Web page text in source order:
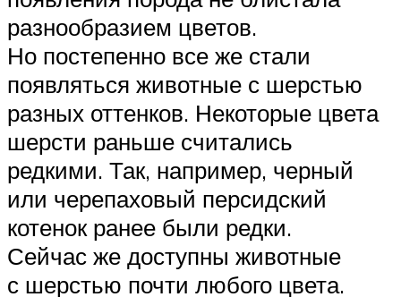
разнообразием цветов.
Но постепенно все же стали
появляться животные с шерстью
разных оттенков. Некоторые цвета
шерсти раньше считались
редкими. Так, например, черный
или черепаховый персидский
котенок ранее были редки.
Сейчас же доступны животные
с шерстью почти любого цвета.